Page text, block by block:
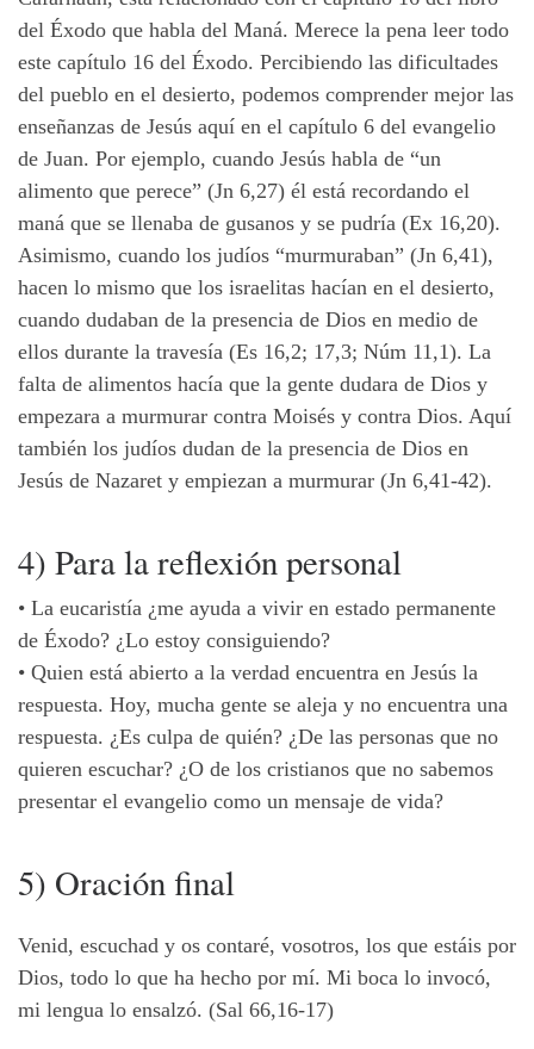
del Éxodo que habla del Maná. Merece la pena leer todo
este capítulo 16 del Éxodo. Percibiendo las dificultades
del pueblo en el desierto, podemos comprender mejor las
enseñanzas de Jesús aquí en el capítulo 6 del evangelio
de Juan. Por ejemplo, cuando Jesús habla de “un
alimento que perece” (Jn 6,27) él está recordando el
maná que se llenaba de gusanos y se pudría (Ex 16,20).
Asimismo, cuando los judíos “murmuraban” (Jn 6,41),
hacen lo mismo que los israelitas hacían en el desierto,
cuando dudaban de la presencia de Dios en medio de
ellos durante la travesía (Es 16,2; 17,3; Núm 11,1). La
falta de alimentos hacía que la gente dudara de Dios y
empezara a murmurar contra Moisés y contra Dios. Aquí
también los judíos dudan de la presencia de Dios en
Jesús de Nazaret y empiezan a murmurar (Jn 6,41-42).
4) Para la reflexión personal
• La eucaristía ¿me ayuda a vivir en estado permanente
de Éxodo? ¿Lo estoy consiguiendo?
• Quien está abierto a la verdad encuentra en Jesús la
respuesta. Hoy, mucha gente se aleja y no encuentra una
respuesta. ¿Es culpa de quién? ¿De las personas que no
quieren escuchar? ¿O de los cristianos que no sabemos
presentar el evangelio como un mensaje de vida?
5) Oración final
Venid, escuchad y os contaré, vosotros, los que estáis por
Dios, todo lo que ha hecho por mí. Mi boca lo invocó,
mi lengua lo ensalzó. (Sal 66,16-17)